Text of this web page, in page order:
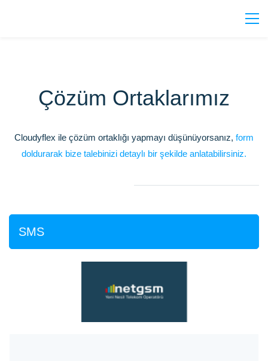
Çözüm Ortaklarımız
Cloudyflex ile çözüm ortaklığı yapmayı düşünüyorsanız, form
doldurarak bize talebinizi detaylı bir şekilde anlatabilirsiniz.
SMS